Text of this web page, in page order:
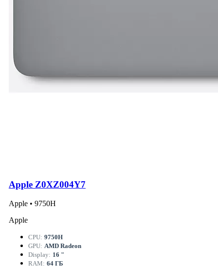
Apple Z0XZ004Y7
Apple • 9750H
Apple
CPU: 9750H
GPU: AMD Radeon
Display: 16 "
RAM: 64 ГБ